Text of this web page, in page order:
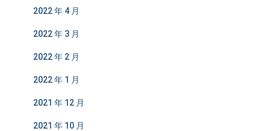
2022 年 4 月
2022 年 3 月
2022 年 2 月
2022 年 1 月
2021 年 12 月
2021 年 10 月